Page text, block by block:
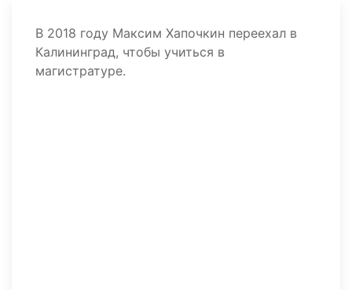
В 2018 году Максим Хапочкин переехал в
Калининград, чтобы учиться в
магистратуре.